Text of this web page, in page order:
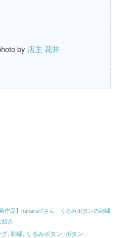
by 店主 花井
着作品】hanaruri*さん くるみボタンの刺繍
紹介
グ 刺繍 くるみボタン ボタン